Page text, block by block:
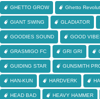
GHETTO GROW Ghetto
GIANT SWING GLADIATOR
GOODIES SOUND GOOD
GRASMIGO FC GRI GRI
GUIDING STAR GUNSMITH
HAN-KUN HARDVERK
HEAD BAD HEAVY HAMMER